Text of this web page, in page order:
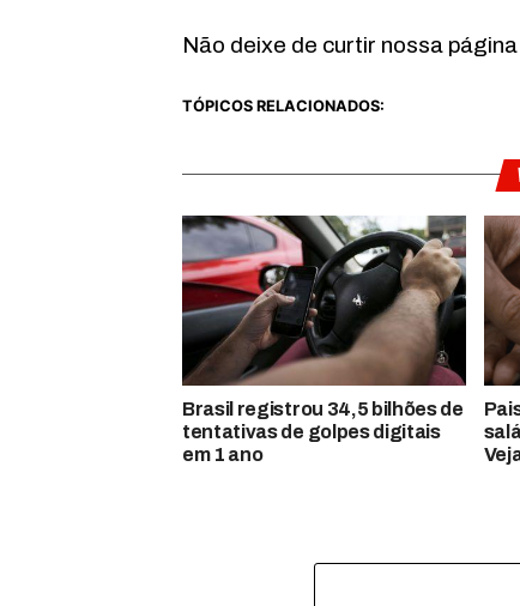
Não deixe de curtir nossa página
TÓPICOS RELACIONADOS:
Brasil registrou 34,5 bilhões de
tentativas de golpes digitais
em 1 ano